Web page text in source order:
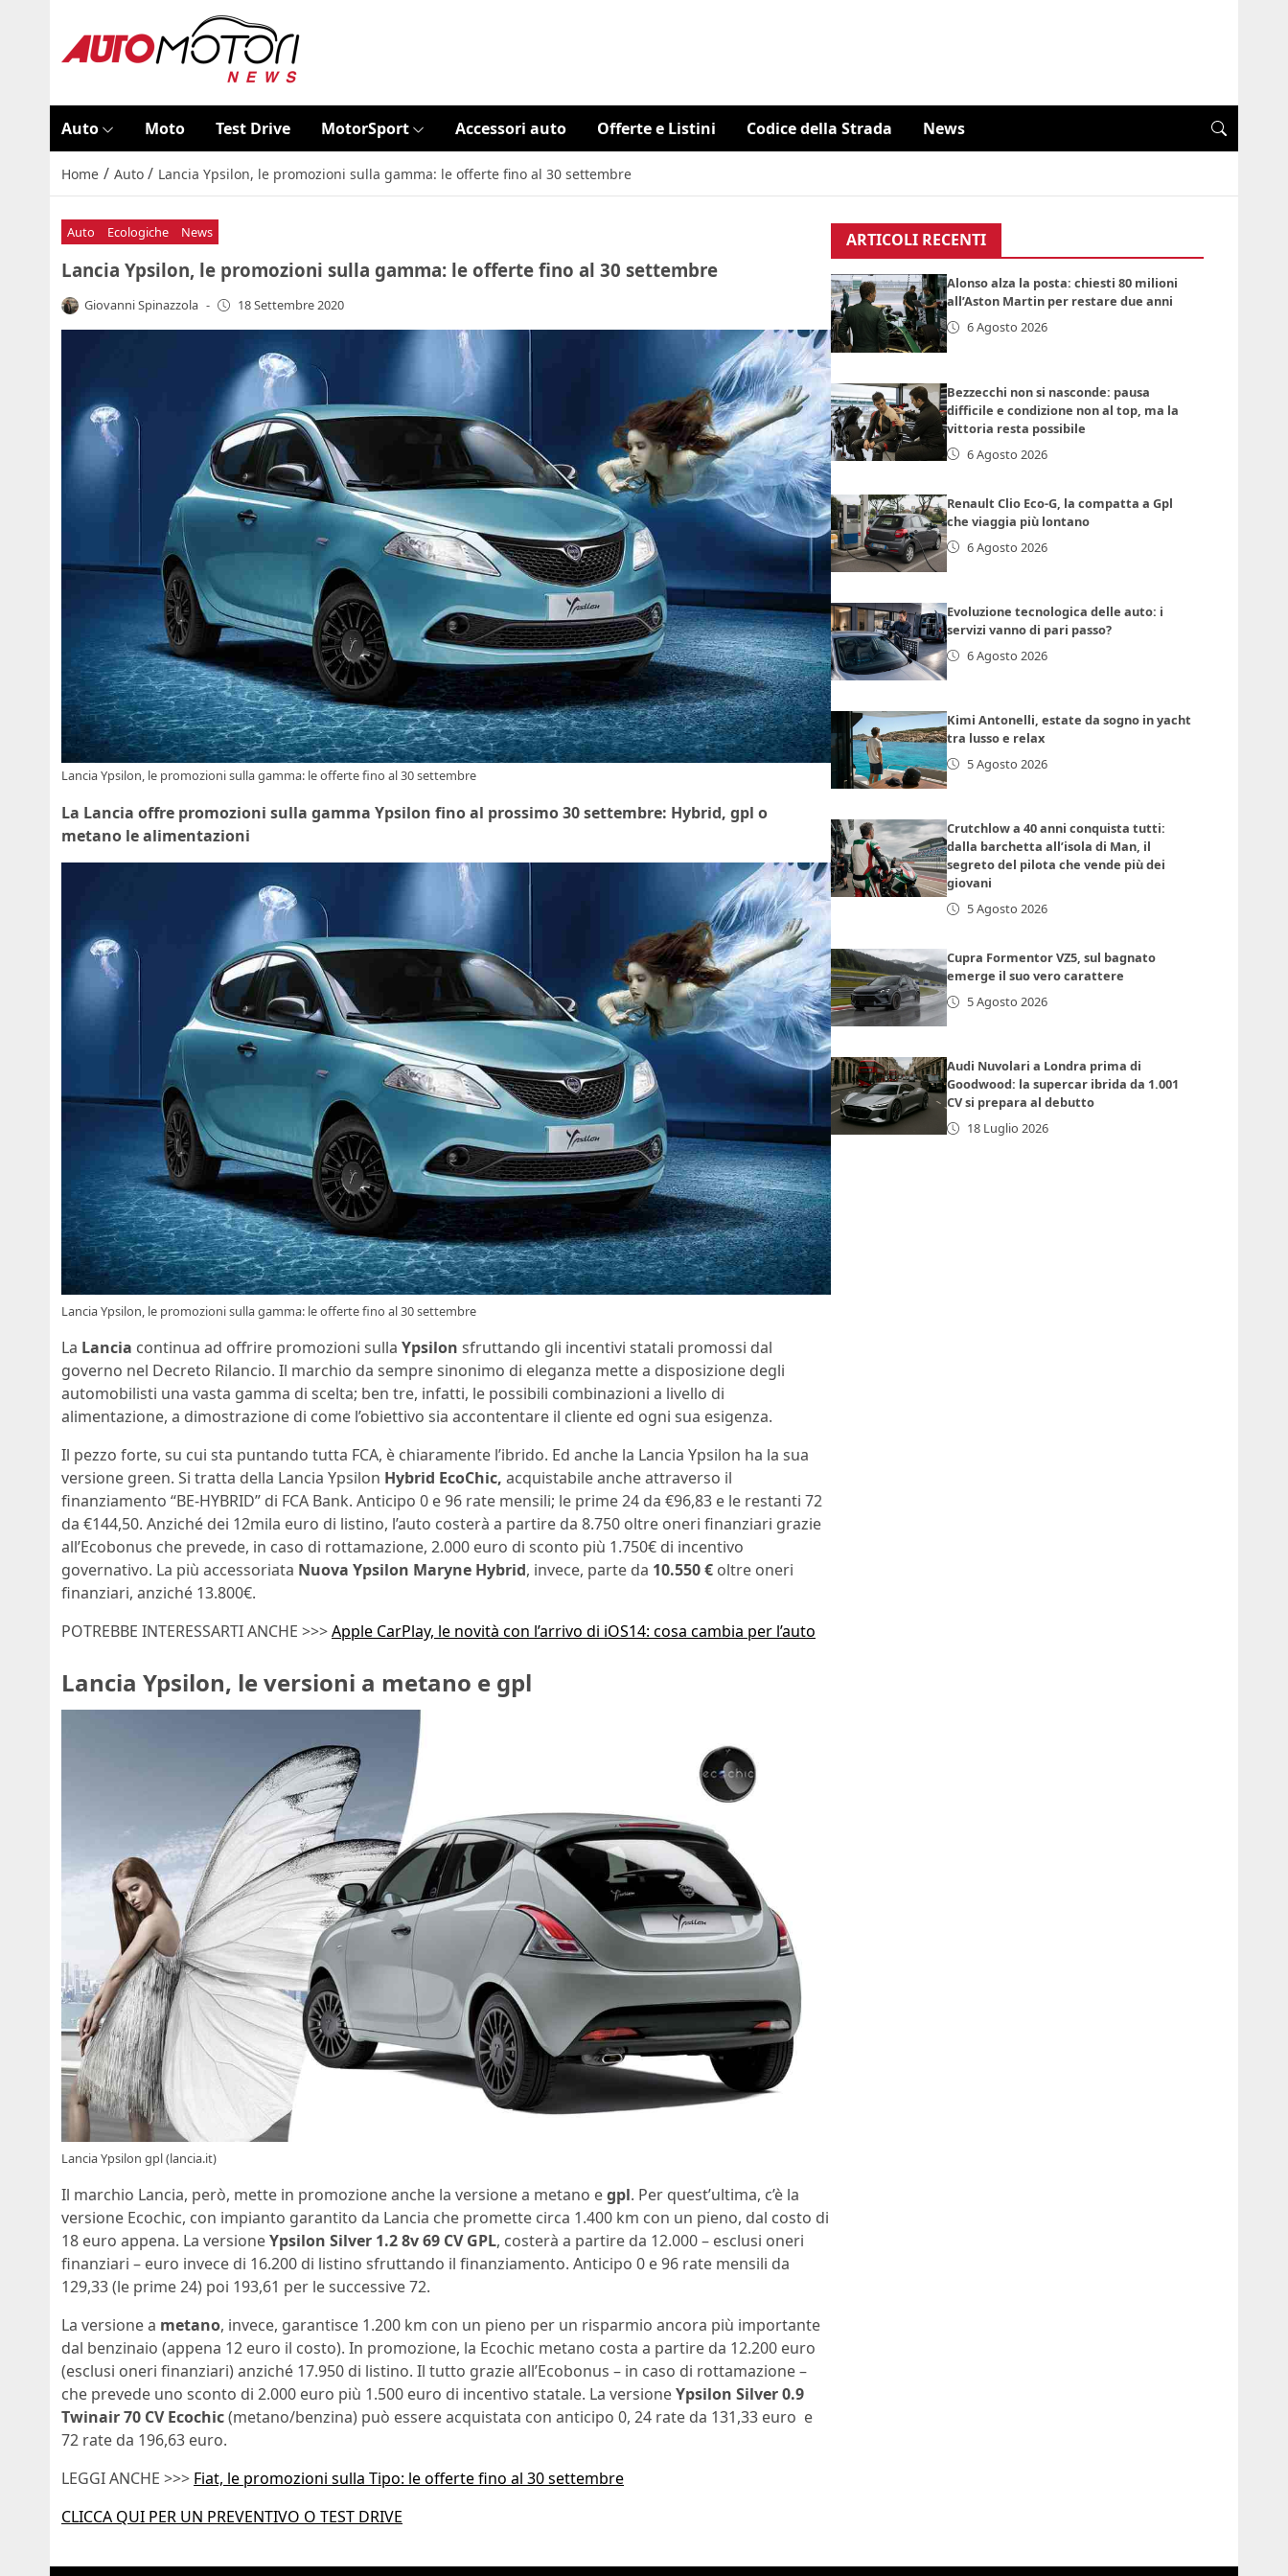
Auto Moto Test Drive MotorSport Accessori auto Offerte e Listini Codice della Strada News
Home / Auto / Lancia Ypsilon, le promozioni sulla gamma: le offerte fino al 30 settembre
Auto Ecologiche News
Lancia Ypsilon, le promozioni sulla gamma: le offerte fino al 30 settembre
Giovanni Spinazzola - 18 Settembre 2020
Lancia Ypsilon, le promozioni sulla gamma: le offerte fino al 30 settembre
La Lancia offre promozioni sulla gamma Ypsilon fino al prossimo 30 settembre: Hybrid, gpl o
metano le alimentazioni
Lancia Ypsilon, le promozioni sulla gamma: le offerte fino al 30 settembre
La Lancia continua ad offrire promozioni sulla Ypsilon sfruttando gli incentivi statali promossi dal
governo nel Decreto Rilancio. Il marchio da sempre sinonimo di eleganza mette a disposizione degli
automobilisti una vasta gamma di scelta; ben tre, infatti, le possibili combinazioni a livello di
alimentazione, a dimostrazione di come l’obiettivo sia accontentare il cliente ed ogni sua esigenza.
Il pezzo forte, su cui sta puntando tutta FCA, è chiaramente l’ibrido. Ed anche la Lancia Ypsilon ha la sua
versione green. Si tratta della Lancia Ypsilon Hybrid EcoChic, acquistabile anche attraverso il
finanziamento “BE-HYBRID” di FCA Bank. Anticipo 0 e 96 rate mensili; le prime 24 da €96,83 e le restanti 72
da €144,50. Anziché dei 12mila euro di listino, l’auto costerà a partire da 8.750 oltre oneri finanziari grazie
all’Ecobonus che prevede, in caso di rottamazione, 2.000 euro di sconto più 1.750€ di incentivo
governativo. La più accessoriata Nuova Ypsilon Maryne Hybrid, invece, parte da 10.550 € oltre oneri
finanziari, anziché 13.800€.
POTREBBE INTERESSARTI ANCHE >>>Apple CarPlay, le novità con l’arrivo di iOS14: cosa cambia per l’auto
Lancia Ypsilon, le versioni a metano e gpl
Lancia Ypsilon gpl (lancia.it)
Il marchio Lancia, però, mette in promozione anche la versione a metano egpl. Per quest’ultima, c’è la
versione Ecochic, con impianto garantito da Lancia che promette circa 1.400 km con un pieno, dal costo di
18 euro appena. La versioneYpsilon Silver 1.2 8v 69 CV GPL, costerà a partire da 12.000 – esclusi oneri
finanziari – euro invece di 16.200 di listino sfruttando il finanziamento. Anticipo 0 e 96 rate mensili da
129,33 (le prime 24) poi 193,61 per le successive 72.
La versione a metano, invece, garantisce 1.200 km con un pieno per un risparmio ancora più importante
dal benzinaio (appena 12 euro il costo). In promozione, la Ecochic metano costa a partire da 12.200 euro
(esclusi oneri finanziari) anziché 17.950 di listino. Il tutto grazie all’Ecobonus – in caso di rottamazione –
che prevede uno sconto di 2.000 euro più 1.500 euro di incentivo statale. La versioneYpsilon Silver 0.9
Twinair 70 CV Ecochic(metano/benzina) può essere acquistata con anticipo 0, 24 rate da 131,33 euro e
72 rate da 196,63 euro.
LEGGI ANCHE >>> Fiat, le promozioni sulla Tipo: le offerte fino al 30 settembre
CLICCA QUI PER UN PREVENTIVO O TEST DRIVE
ARTICOLI RECENTI
Alonso alza la posta: chiesti 80 milioni
all’Aston Martin per restare due anni
6 Agosto 2026
Bezzecchi non si nasconde: pausa
difficile e condizione non al top, ma la
vittoria resta possibile
6 Agosto 2026
Renault Clio Eco-G, la compatta a Gpl
che viaggia più lontano
6 Agosto 2026
Evoluzione tecnologica delle auto: i
servizi vanno di pari passo?
6 Agosto 2026
Kimi Antonelli, estate da sogno in yacht
tra lusso e relax
5 Agosto 2026
Crutchlow a 40 anni conquista tutti:
dalla barchetta all’isola di Man, il
segreto del pilota che vende più dei
giovani
5 Agosto 2026
Cupra Formentor VZ5, sul bagnato
emerge il suo vero carattere
5 Agosto 2026
Audi Nuvolari a Londra prima di
Goodwood: la supercar ibrida da 1.001
CV si prepara al debutto
18 Luglio 2026